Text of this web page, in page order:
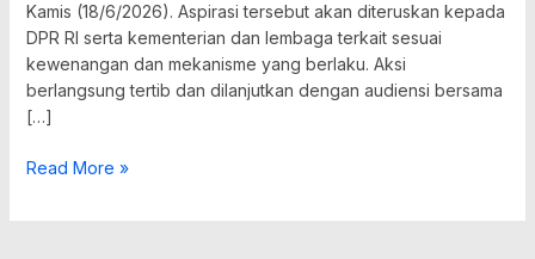
Kamis (18/6/2026). Aspirasi tersebut akan diteruskan kepada
DPR RI serta kementerian dan lembaga terkait sesuai
kewenangan dan mekanisme yang berlaku. Aksi
berlangsung tertib dan dilanjutkan dengan audiensi bersama
[…]
Read More »